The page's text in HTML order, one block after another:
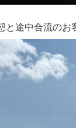
途中合流のお